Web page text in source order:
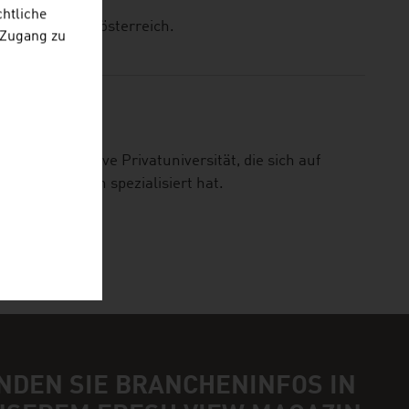
Landes Oberösterreich.
Privatuniversität, die sich auf
spezialisiert hat.
SIE BRANCHENINFOS IN
zu